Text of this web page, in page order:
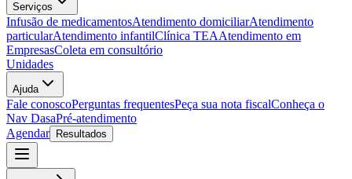
Serviços
Infusão de medicamentosAtendimento domiciliarAtendimento
particularAtendimento infantilClínica TEAAtendimento em
EmpresasColeta em consultório
Unidades
Ajuda
Fale conoscoPerguntas frequentesPeça sua nota fiscalConheça o
Nav DasaPré-atendimento
Agendar
Resultados